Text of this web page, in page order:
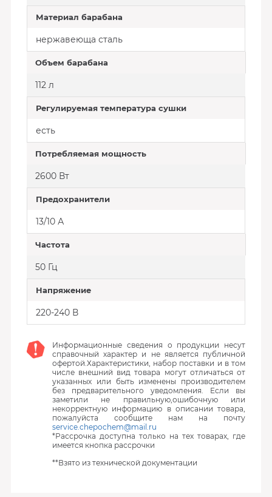
Материал барабана
нержавеюща сталь
Объем барабана
112 л
Регулируемая температура сушки
есть
Потребляемая мощность
2600 Вт
Предохранители
13/10 А
Частота
50 Гц
Напряжение
220-240 В
Информационные сведения о продукции несут
справочный характер и не является публичной
офертой.Характеристики, набор поставки и в том
числе внешний вид товара могут отличаться от
указанных или быть изменены производителем
без предварительного уведомления. Если вы
заметили не правильную,ошибочную или
некорректную информацию в описании товара,
пожалуйста сообщите нам на почту
service.chepochem@mail.ru
*Рассрочка доступна только на тех товарах, где
имеется кнопка рассрочки
**Взято из технической документации